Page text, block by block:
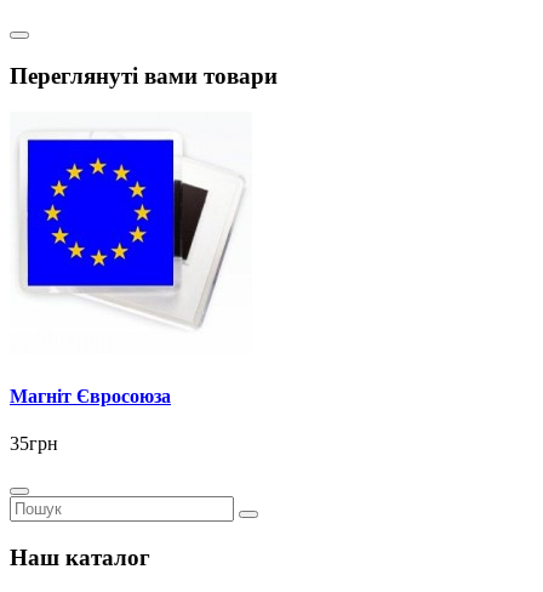
Переглянуті вами товари
Магніт Євросоюза
35грн
Наш каталог